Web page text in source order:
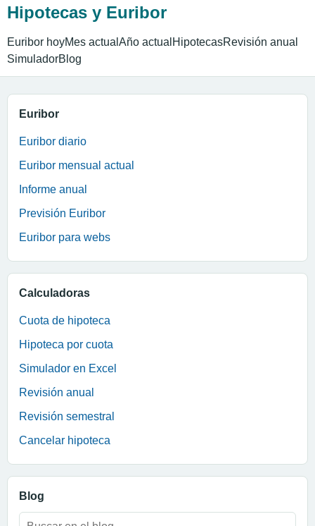
Hipotecas y Euribor
Euribor hoyMes actual Año actual HipotecasRevisión anual
SimuladorBlog
Euribor
Euribor diario
Euribor mensual actual
Informe anual
Previsión Euribor
Euribor para webs
Calculadoras
Cuota de hipoteca
Hipoteca por cuota
Simulador en Excel
Revisión anual
Revisión semestral
Cancelar hipoteca
Blog
Buscar: